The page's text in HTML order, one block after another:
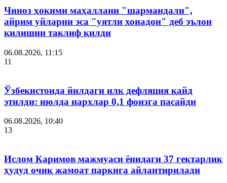
Чиноз ҳокими маҳаллани "шармандали",
айрим уйларни эса "уятли хонадон" деб эълон
қилишни таклиф қилди
06.08.2026, 11:15
11
Ўзбекистонда йилдаги илк дефляция қайд
этилди: июлда нархлар 0,1 фоизга пасайди
06.08.2026, 10:40
13
Ислом Каримов мажмуаси ёнидаги 37 гектарлик
ҳудуд очиқ жамоат паркига айлантирилади